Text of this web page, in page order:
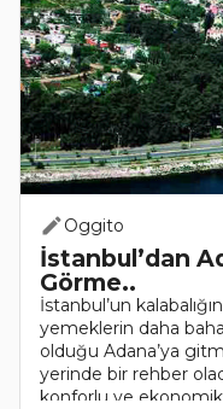
Oggito
İstanbul’dan
Görme..
İstanbul’un
yemeklerin daha
olduğu Adana’ya
yerinde bir rehber
konforlu ve ekonomik